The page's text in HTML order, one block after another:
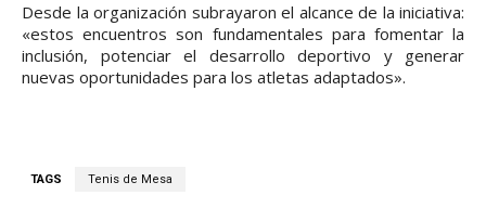
Desde la organización subrayaron el alcance de la iniciativa:
«estos encuentros son fundamentales para fomentar la
inclusión, potenciar el desarrollo deportivo y generar
nuevas oportunidades para los atletas adaptados».
TAGS Tenis de Mesa